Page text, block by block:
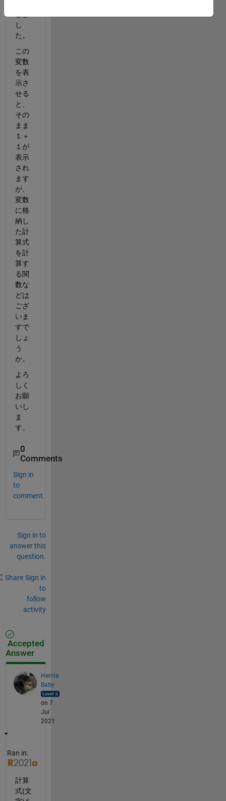
し
た。
この
変数
を表
示さ
せる
と、
その
まま
１＋
１が
表示
され
ます
が、
変数
に格
納し
た計
算式
を計
算す
る関
数な
どは
ござ
いま
すで
しょ
う
か。
よろ
しく
お願
いし
ま
す。
0
Comments
Sign in
to
comment.
Sign in to
answer this
question.
Share Sign in
to
follow
activity
Accepted
Answer
Hernia
Baby
on 7
Jul
2021
Ran in:
計算
式(文